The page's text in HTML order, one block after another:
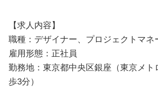
【求人内容】
職種：デザイナー、プロジェクトマネ
雇用形態：正社員
勤務地：東京都中央区銀座（東京メト
歩3分）